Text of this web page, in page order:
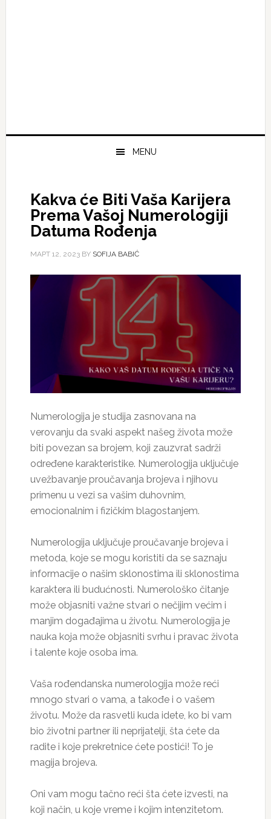
MENU
Kakva će Biti Vaša Karijera
Prema Vašoj Numerologiji
Datuma Rođenja
МАРТ 12, 2023BY SOFIJA BABIĆ
Numerologija je studija zasnovana na
verovanju da svaki aspekt našeg života može
biti povezan sa brojem, koji zauzvrat sadrži
određene karakteristike. Numerologija uključuje
uvežbavanje proučavanja brojeva i njihovu
primenu u vezi sa vašim duhovnim,
emocionalnim i fizičkim blagostanjem.
Numerologija uključuje proučavanje brojeva i
metoda, koje se mogu koristiti da se saznaju
informacije o našim sklonostima ili sklonostima
karaktera ili budućnosti. Numerološko čitanje
može objasniti važne stvari o nečijim većim i
manjim događajima u životu. Numerologija je
nauka koja može objasniti svrhu i pravac života
i talente koje osoba ima.
Vaša rođendanska numerologija može reći
mnogo stvari o vama, a takođe i o vašem
životu. Može da rasvetli kuda idete, ko bi vam
bio životni partner ili neprijatelji, šta ćete da
radite i koje prekretnice ćete postići! To je
magija brojeva.
Oni vam mogu tačno reći šta ćete izvesti, na
koji način, u koje vreme i kojim intenzitetom.